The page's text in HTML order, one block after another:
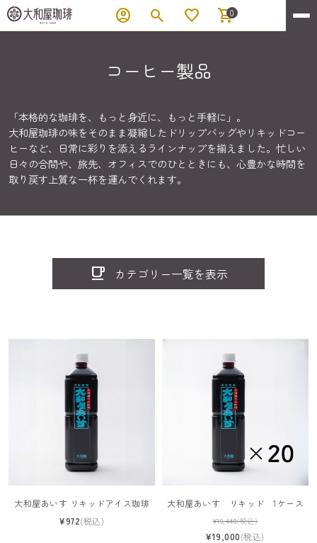
account_circle search favorite shopping_cart
0
コーヒー製品
「本格的な珈琲を、もっと身近に、もっと手軽に」。
大和屋珈琲の味をそのまま凝縮したドリップバッグやリキッドコー
ヒーなど、日常に彩りを添えるラインナップを揃えました。忙しい
日々の合間や、旅先、オフィスでのひとときにも、心豊かな時間を
取り戻す上質な一杯を運んでくれます。
local_cafe カテゴリー一覧を表示
大和屋あいす リキッドアイス珈琲
¥972(税込)
大和屋あいす リキッド 1ケース
¥19,440(税込)
¥19,000(税込)